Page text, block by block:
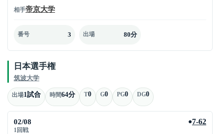
相手帝京大学
番号 3 出場 80分
日本選手権
筑波大学
出場1試合 時間64分 T0 G0 PG0 DG0
02/08
1回戦
●7-62